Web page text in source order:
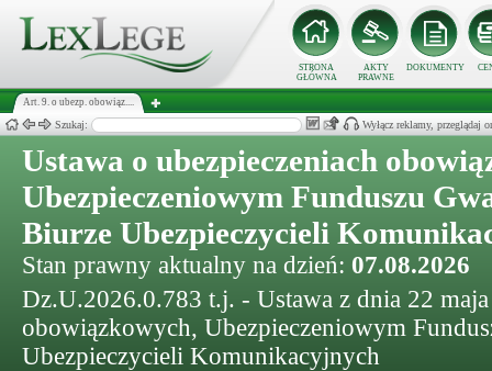
STRONA
GŁÓWNA
AKTY
PRAWNE
DOKUMENTY
Art. 9. o ubezp. obowiąz....
Szukaj: Wyłącz reklamy, przeglądaj
Ustawa o ubezpieczeniach
Ubezpieczeniowym Funduszu
Biurze Ubezpieczycieli
Stan prawny aktualny na dzień: 07.08.2026
Dz.U.2026.0.783 t.j. - Ustawa z dnia 22
obowiązkowych, Ubezpieczeniowym
Ubezpieczycieli Komunikacyjnych